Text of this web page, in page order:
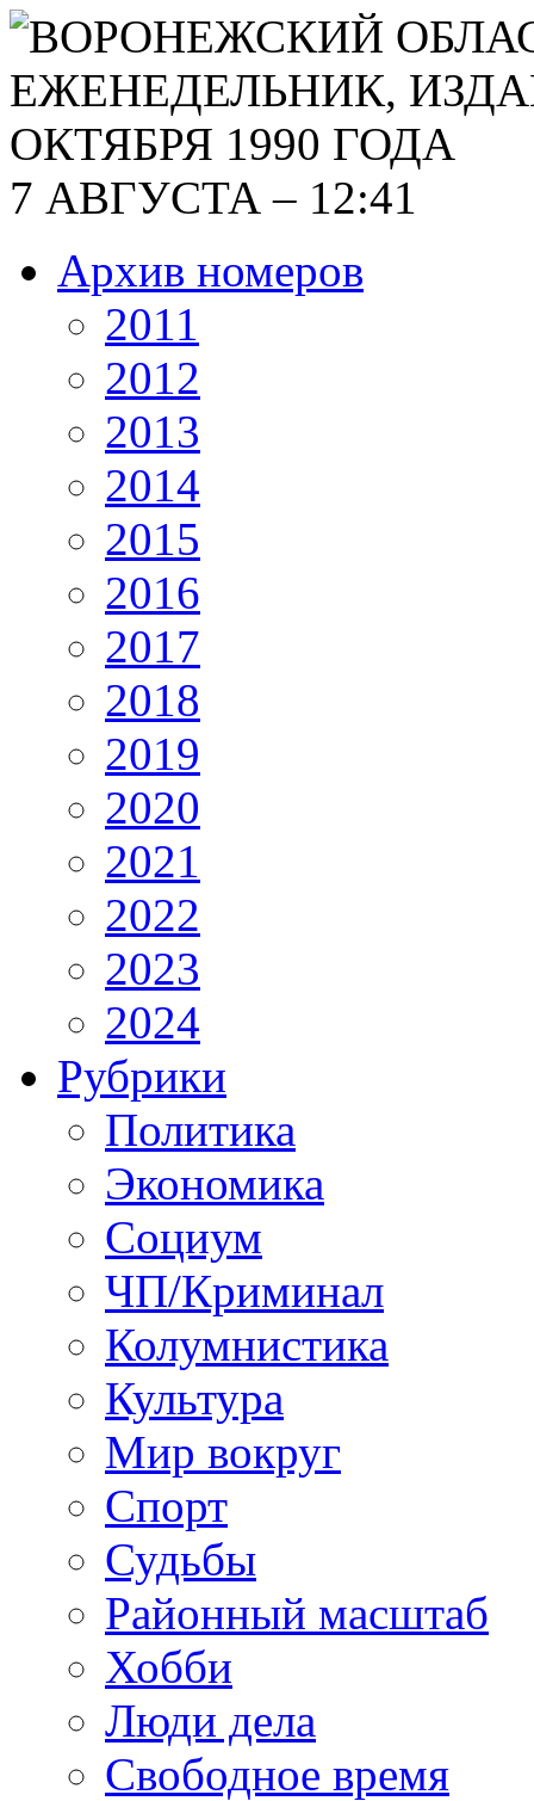
7 АВГУСТА – 12:41
Архив номеров
2011
2012
2013
2014
2015
2016
2017
2018
2019
2020
2021
2022
2023
2024
Рубрики
Политика
Экономика
Социум
ЧП/Криминал
Колумнистика
Культура
Мир вокруг
Спорт
Судьбы
Районный масштаб
Хобби
Люди дела
Свободное время